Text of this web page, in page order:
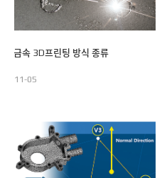
금속 3D프린팅 방식 종류
11-05